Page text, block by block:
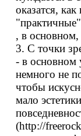
оказатся,
, в основном,
3. С точки
- в основном
немного не
чтобы
мало
(http://